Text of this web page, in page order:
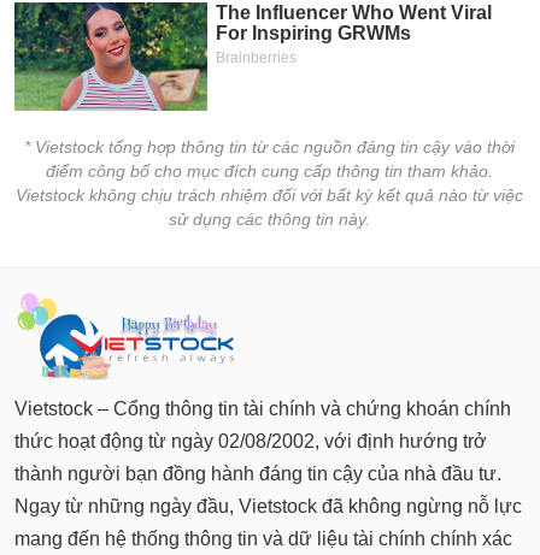
* Vietstock tổng hợp thông tin từ các nguồn đáng tin cậy vào thời
điểm công bố cho mục đích cung cấp thông tin tham khảo.
Vietstock không chịu trách nhiệm đối với bất kỳ kết quả nào từ việc
sử dụng các thông tin này.
Vietstock – Cổng thông tin tài chính và chứng khoán chính
thức hoạt động từ ngày 02/08/2002, với định hướng trở
thành người bạn đồng hành đáng tin cậy của nhà đầu tư.
Ngay từ những ngày đầu, Vietstock đã không ngừng nỗ lực
mang đến hệ thống thông tin và dữ liệu tài chính chính xác
cụ
tư
Truyền
thông
chính
Dữ
liệu
tài